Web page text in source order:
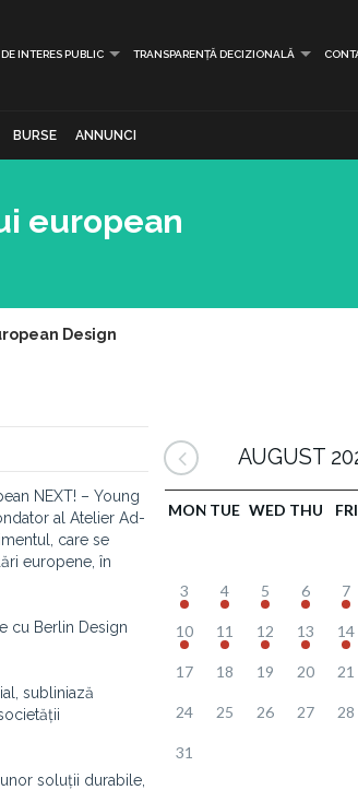
INTERES PUBLIC TRANSPARENȚĂ DECIZIONALĂ
BURSE ANNUNCI
european
Design
NEXT! – Young
al Atelier Ad-
care se
europene, în
cu Berlin Design
subliniază
soluții durabile,
AUGUST
MON TUE WED THU FRI
3 4 5 6 7
10 11 12 13 14
17 18 19 20 21
24 25 26 27 28
31